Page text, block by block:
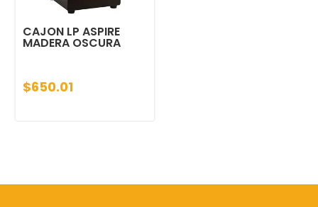
CAJON LP ASPIRE
MADERA OSCURA
$650.01